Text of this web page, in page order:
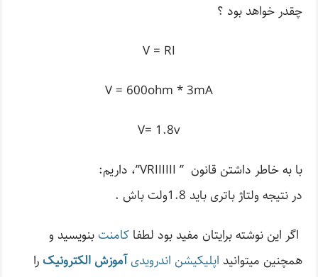
چقدر خواهد بود ؟
V = RI
V = 600ohm * 3mA
V= 1.8v
با به خاطر داشتن قانون ” VRIIIIII”، داریم:
در نتیجه ولتاژ باتری باید 1.8ولت باش .
اگر این نوشته‌ برایتان مفید بود لطفاکامنت بنویسید و
همچنین میتوانید اپلیکیشن اندرویدیآموزش الکترونیک را